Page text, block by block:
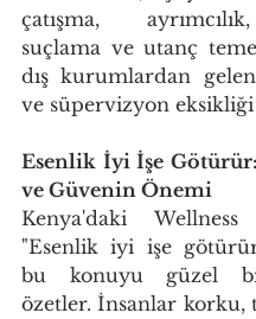
çatışma,
suçlama ve utanç
dış kurumlardan
ve süpervizyon eksikliği
Esenlik İyi İşe
ve Güvenin Önemi
Kenya'daki Wellness
"Esenlik iyi işe
bu konuyu güzel
özetler. İnsanlar korku,